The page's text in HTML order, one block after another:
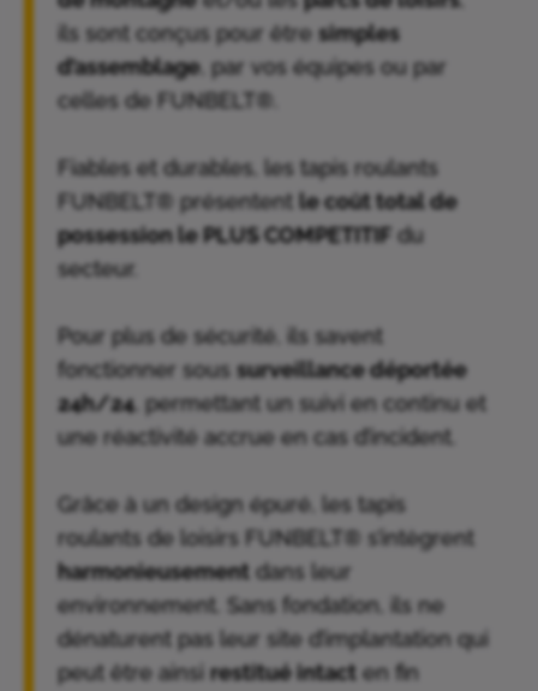
ils sont conçus pour être simples
d’assemblage, par vos équipes ou par
celles de FUNBELT®.
Fiables et durables, les tapis roulants
FUNBELT® présentent le coût total de
possession le PLUS COMPETITIF du
secteur.
Pour plus de sécurité, ils savent
fonctionner sous surveillance déportée
24h/24, permettant un suivi en continu et
une réactivité accrue en cas d’incident.
Grâce à un design épuré, les tapis
roulants de loisirs FUNBELT® s’intègrent
harmonieusement dans leur
environnement. Sans fondation, ils ne
dénaturent pas leur site d’implantation qui
peut être ainsirestitué intact en fin